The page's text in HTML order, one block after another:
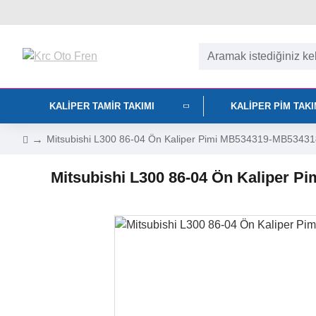
KALIPER TAMIR TAKIMI KALIPER PIM
Mitsubishi L300 86-04 Ön Kaliper Pimi MB534319-
Mitsubishi L300 86-04 Ön Kaliper